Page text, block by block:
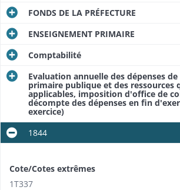
FONDS DE LA PRÉFECTURE
ENSEIGNEMENT PRIMAIRE
Comptabilité
Evaluation annuelle des dépenses
primaire publique et des ressources
applicables, imposition d'office de
décompte des dépenses en fin
exercice)
1844
Cote/Cotes extrêmes
1T337